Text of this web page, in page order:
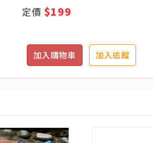
定價$199
加入購物車 加入追蹤